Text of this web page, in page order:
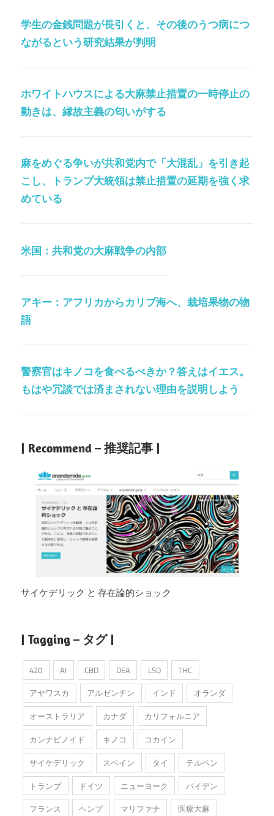
学生の金銭問題が長引くと、その後のうつ病につ
ながるという研究結果が判明
ホワイトハウスによる大麻禁止措置の一時停止の
動きは、縁故主義の匂いがする
麻をめぐる争いが共和党内で「大混乱」を引き起
こし、トランプ大統領は禁止措置の延期を強く求
めている
米国：共和党の大麻戦争の内部
アキー：アフリカからカリブ海へ、栽培果物の物
語
警察官はキノコを食べるべきか？答えはイエス。
もはや冗談では済まされない理由を説明しよう
| Recommend – 推奨記事 |
サイケデリック と 存在論的ショック
| Tagging – タグ |
420 AI CBD DEA LSD
THC
アヤワスカ
アルゼンチン インド
オランダ
オーストラリア
カナダ
カリフォルニア
カンナビノイド
キノコ
コカイン
サイケデリック
スペイン タイ
テルペン
トランプ
ドイツ ニューヨーク
バイデン
フランス
ヘンプ マリファナ
医療大麻